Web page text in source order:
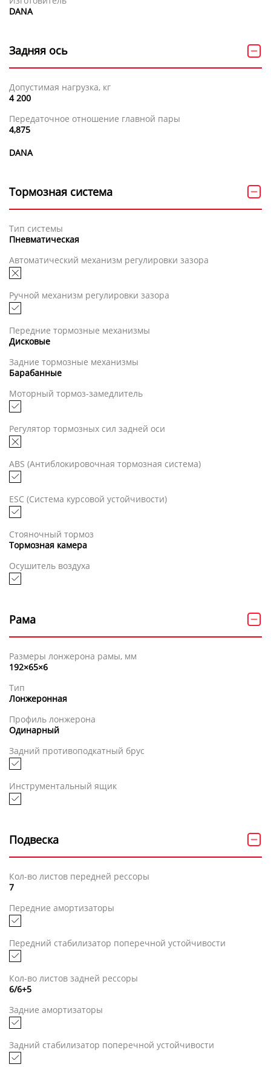
DANA
Задняя ось
Допустимая нагрузка, кг
4 200
Передаточное отношение главной пары
4,875
DANA
Тормозная система
Тип системы
Пневматическая
Автоматический механизм регулировки зазора
Ручной механизм регулировки зазора
Передние тормозные механизмы
Дисковые
Задние тормозные механизмы
Барабанные
Моторный тормоз-замедлитель
Регулятор тормозных сил задней оси
ABS (Антиблокировочная тормозная система)
ESC (Система курсовой устойчивости)
Стояночный тормоз
Тормозная камера
Осушитель воздуха
Рама
Размеры лонжерона рамы, мм
192×65×6
Тип
Лонжеронная
Профиль лонжерона
Одинарный
Задний противоподкатный брус
Инструментальный ящик
Подвеска
Кол-во листов передней рессоры
7
Передние амортизаторы
Передний стабилизатор поперечной устойчивости
Кол-во листов задней рессоры
6/6+5
Задние амортизаторы
Задний стабилизатор поперечной устойчивости